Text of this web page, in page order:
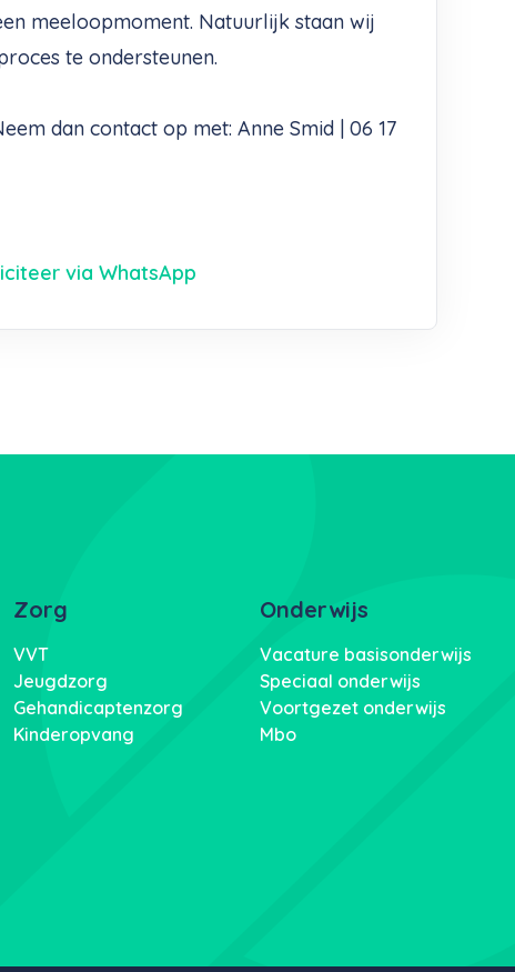
meeloopmoment. Natuurlijk staan wij
te ondersteunen.
dan contact op met: Anne Smid | 06 17
via WhatsApp
Zorg
VVT
Jeugdzorg
Gehandicaptenzorg
Kinderopvang
Onderwijs
Vacature basisonderwijs
Speciaal onderwijs
Voortgezet onderwijs
Mbo